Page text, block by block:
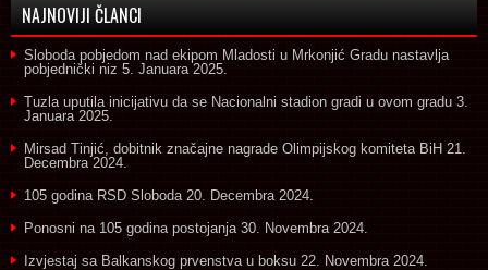
NAJNOVIJI ČLANCI
Sloboda pobjedom nad ekipom Mladosti u Mrkonjić Gradu nastavlja
pobjednički niz 5. Januara 2025.
Tuzla uputila inicijativu da se Nacionalni stadion gradi u ovom gradu 3.
Januara 2025.
Mirsad Tinjić, dobitnik značajne nagrade Olimpijskog komiteta BiH 21.
Decembra 2024.
105 godina RSD Sloboda 20. Decembra 2024.
Ponosni na 105 godina postojanja 30. Novembra 2024.
Izvjestaj sa Balkanskog prvenstva u boksu 22. Novembra 2024.